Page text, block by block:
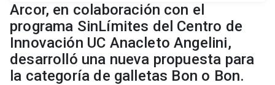
Arcor, en colaboración con el
programa SinLímites del Centro de
Innovación UC Anacleto Angelini,
desarrolló una nueva propuesta para
la categoría de galletas Bon o Bon.